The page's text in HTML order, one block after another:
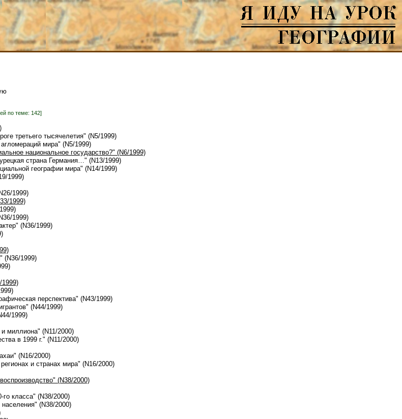
по теме: 142]
третьего тысячелетия" (N5/1999)
мира" (N5/1999)
национальное государство?" (N6/1999)
страна Германия…" (N13/1999)
географии мира" (N14/1999)
1999)
1999)
1999)
1999)
(N36/1999)
(N36/1999)
перспектива" (N43/1999)
(N44/1999)
1999)
миллиона" (N11/2000)
в 1999 г." (N11/2000)
(N16/2000)
и странах мира" (N16/2000)
(N38/2000)
го класса" (N38/2000)
(N38/2000)